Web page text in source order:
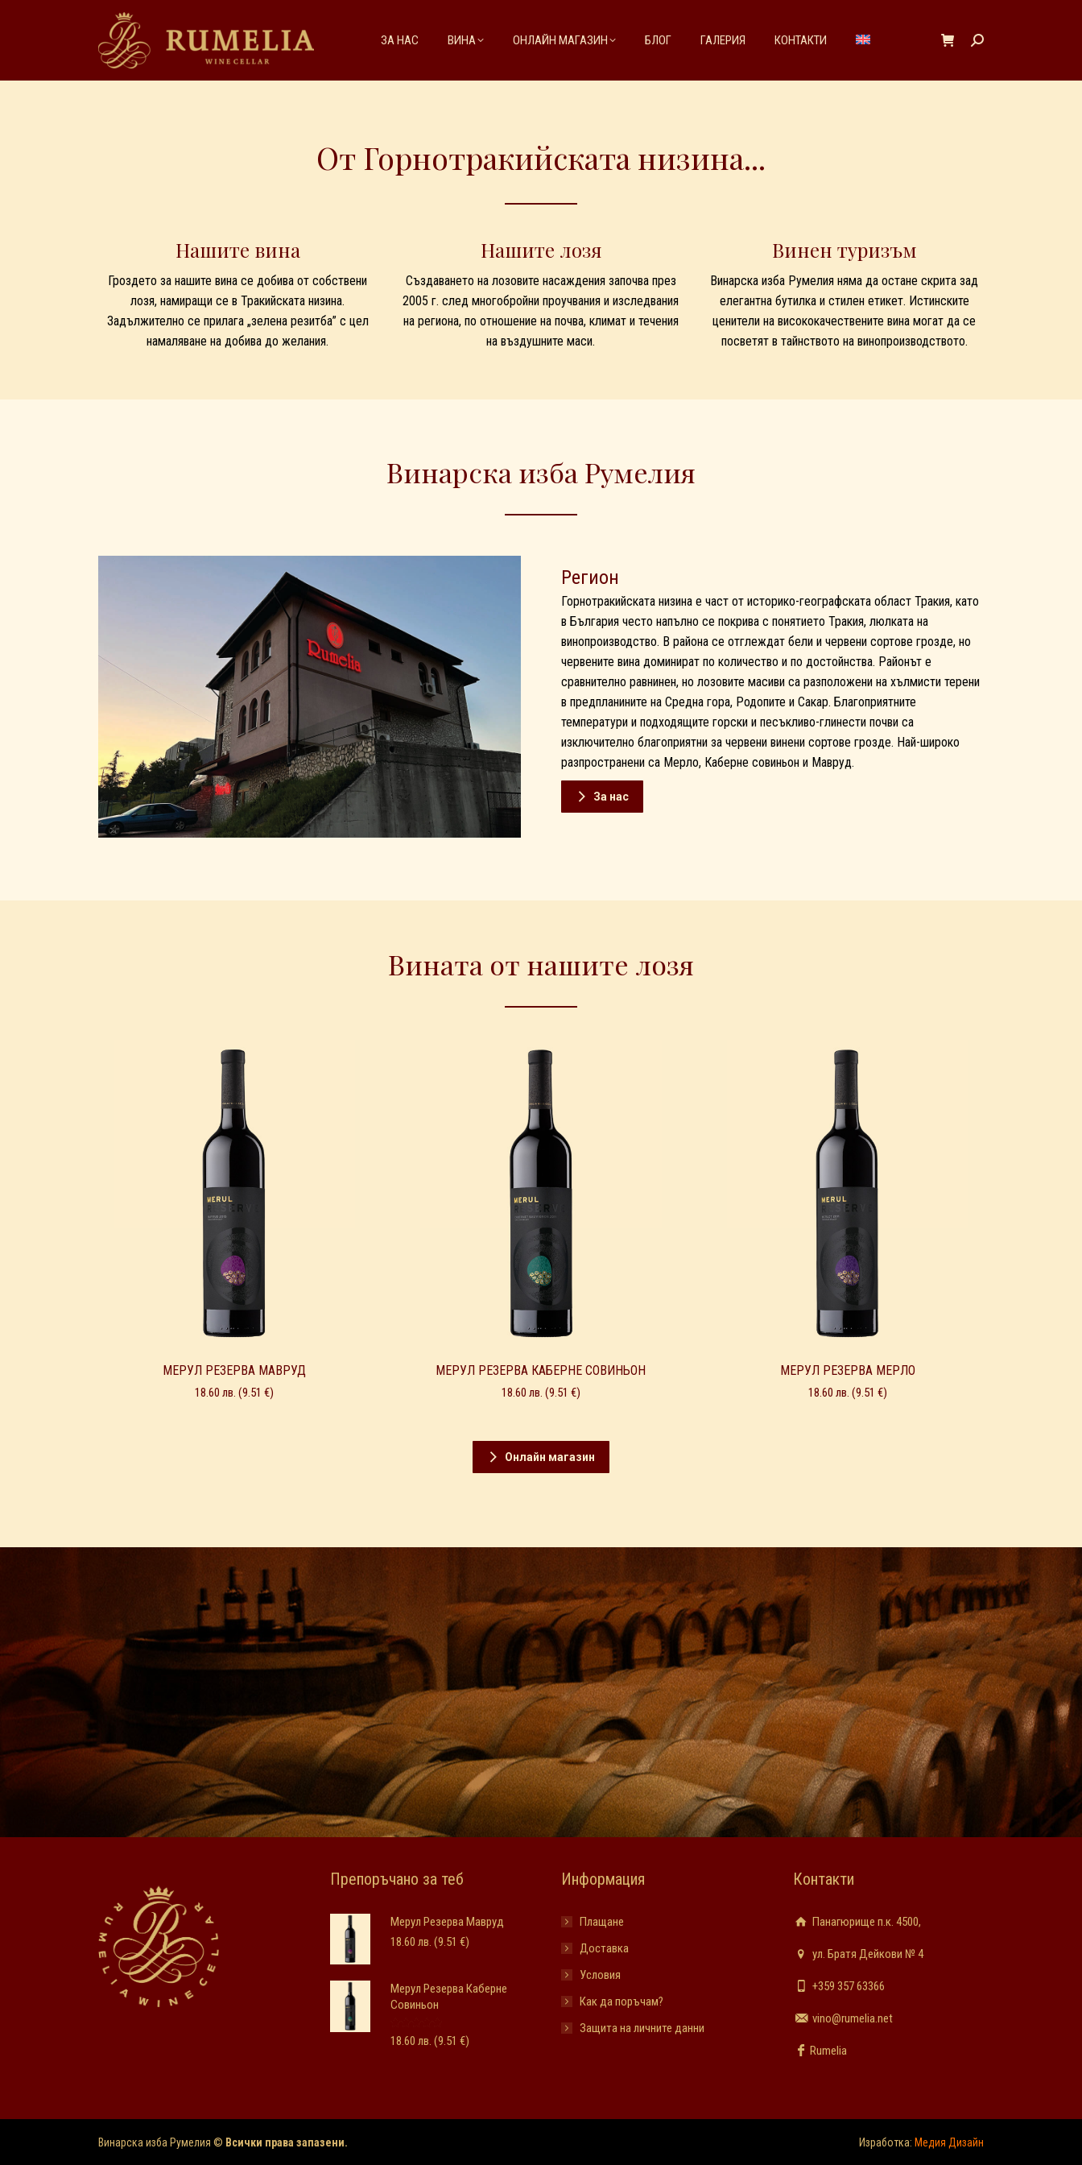
ЗА НАС ВИНА ОНЛАЙН МАГАЗИН БЛОГ ГАЛЕРИЯ КОНТАКТИ Search:
От Горнотракийската низина...
Нашите вина
Гроздето за нашите вина се добива от собствени
лозя, намиращи се в Тракийската низина.
Задължително се прилага „зелена резитба” с цел
намаляване на добива до желания.
Нашите лозя
Създаването на лозовите насаждения започва през
2005 г. след многобройни проучвания и изследвания
на региона, по отношение на почва, климат и течения
на въздушните маси.
Винен туризъм
Винарска изба Румелия няма да остане скрита зад
елегантна бутилка и стилен етикет. Истинските
ценители на висококачествените вина могат да се
посветят в тайнството на винопроизводството.
Винарска изба Румелия
Регион
Горнотракийската низина е част от историко-географската област Тракия, като
в България често напълно се покрива с понятието Тракия, люлката на
винопроизводство. В района се отглеждат бели и червени сортове грозде, но
червените вина доминират по количество и по достойнства. Районът е
сравнително равнинен, но лозовите масиви са разположени на хълмисти терени
в предпланините на Средна гора, Родопите и Сакар. Благоприятните
температури и подходящите горски и песъкливо-глинести почви са
изключително благоприятни за червени винени сортове грозде. Най-широко
разпространени са Мерло, Каберне совиньон и Мавруд.
За нас
Вината от нашите лозя
МЕРУЛ РЕЗЕРВА МАВРУД
18.60 лв. (9.51 €)
МЕРУЛ РЕЗЕРВА КАБЕРНЕ СОВИНЬОН
18.60 лв. (9.51 €)
МЕРУЛ РЕЗЕРВА МЕРЛО
18.60лв. (9.51 €)
Онлайн магазин
Препоръчано за теб
Мерул Резерва Мавруд
18.60 лв. (9.51 €)
Мерул Резерва Каберне
Совиньон
Оценено с
18.60 лв. (9.51 €)
Информация
Плащане
Доставка
Условия
Как да поръчам?
Защита на личните данни
Контакти
Панагюрище п.к. 4500,
ул. Братя Дейкови № 4
+359 357 63366
vino@rumelia.net
Rumelia
Винарска изба Румелия © Всички права запазени. Изработка: Медия Дизайн